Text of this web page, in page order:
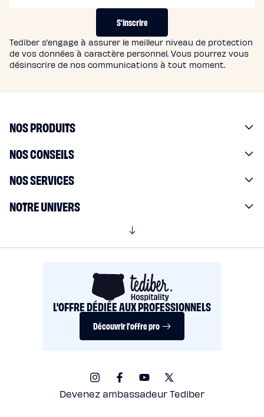
S
S'inscrire
Tediber s’engage à assurer le meilleur niveau de protection
de vos données à caractère personnel. Vous pourrez vous
désinscrire de nos communications à tout moment.
NOS PRODUITS
NOS CONSEILS
NOS SERVICES
NOTRE UNIVERS
L'OFFRE DÉDIÉE AUX PROFESSIONNELS
Découvrir l'offre pro
InstagramFacebookYouTube
X
(Twitter)
Devenez ambassadeur Tediber